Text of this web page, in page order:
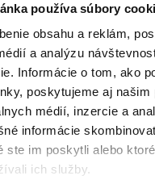
používa súbory
obsahu a reklám,
a analýzu
Informácie o tom, ako
poskytujeme aj našim
médií, inzercie a
informácie
ste im poskytli alebo
ich služby.